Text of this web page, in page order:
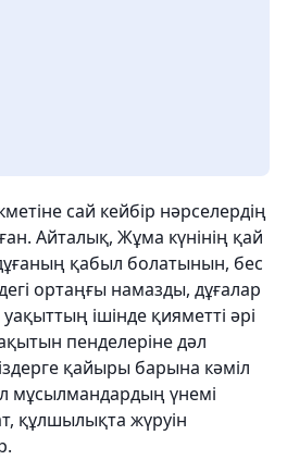
сай кейбір нәрселердің
Айталық, Жұма күнінің қай
қабыл болатынын, бес
ортаңғы намазды, дұғалар
ішінде қияметті әрі
пенделеріне дәл
қайыры барына кәміл
мұсылмандардың үнемі
құлшылықта жүруін